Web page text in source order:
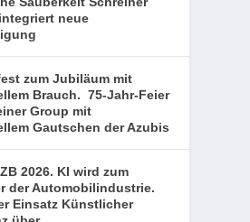
neue
zum Jubiläum mit
Brauch. 75-Jahr-Feier
Group mit
Gautschen der Azubis
2026. KI wird zum
der Automobilindustrie.
Einsatz Künstlicher